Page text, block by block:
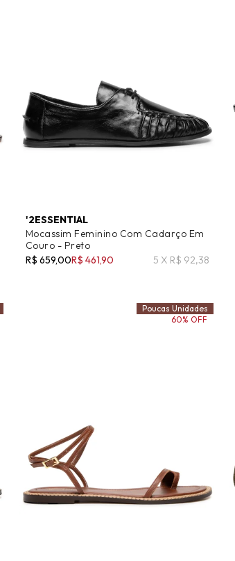
'2ESSENTIAL
Mocassim Feminino Com Cadarço Em
Couro - Preto
R$ 659,00R$ 461,90 5 X R$ 92,38
Poucas Unidades
60% OFF